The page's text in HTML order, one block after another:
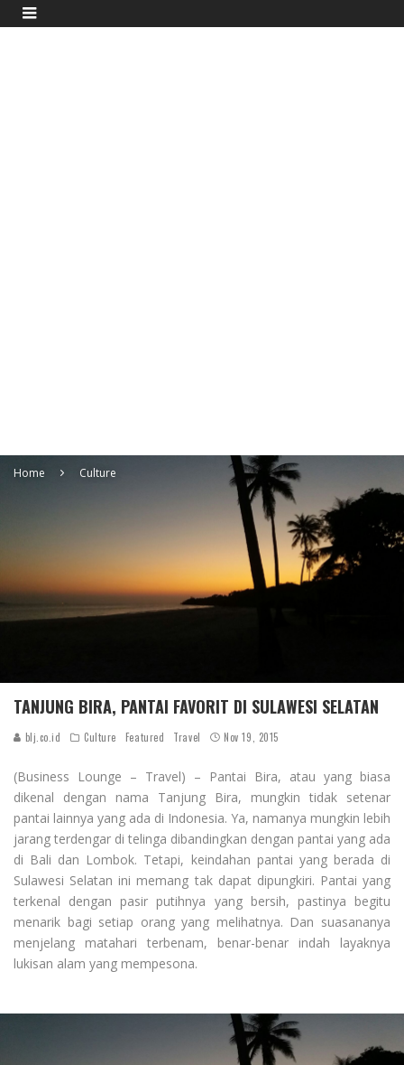
Home Culture
TANJUNG BIRA, PANTAI FAVORIT DI SULAWESI SELATAN
blj.co.id Culture Featured Travel Nov 19, 2015
(Business Lounge – Travel) – Pantai Bira, atau yang biasa
dikenal dengan nama Tanjung Bira, mungkin tidak setenar
pantai lainnya yang ada di Indonesia. Ya, namanya mungkin lebih
jarang terdengar di telinga dibandingkan dengan pantai yang ada
di Bali dan Lombok. Tetapi, keindahan pantai yang berada di
Sulawesi Selatan ini memang tak dapat dipungkiri. Pantai yang
terkenal dengan pasir putihnya yang bersih, pastinya begitu
menarik bagi setiap orang yang melihatnya. Dan suasananya
menjelang matahari terbenam, benar-benar indah layaknya
lukisan alam yang mempesona.